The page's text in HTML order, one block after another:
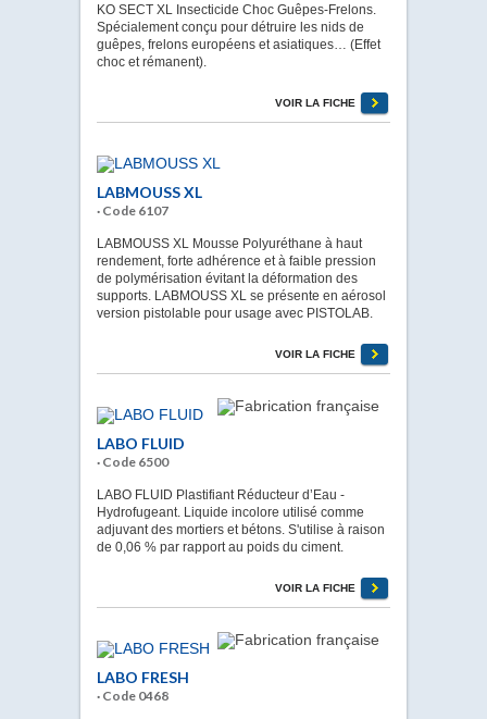
KO SECT XL Insecticide Choc Guêpes-Frelons.
Spécialement conçu pour détruire les nids de
guêpes, frelons européens et asiatiques… (Effet
choc et rémanent).
VOIR LA FICHE
LABMOUSS XL
· Code 6107
LABMOUSS XL Mousse Polyuréthane à haut
rendement, forte adhérence et à faible pression
de polymérisation évitant la déformation des
supports. LABMOUSS XL se présente en aérosol
version pistolable pour usage avec PISTOLAB.
VOIR LA FICHE
LABO FLUID
· Code 6500
LABO FLUID Plastifiant Réducteur d’Eau -
Hydrofugeant. Liquide incolore utilisé comme
adjuvant des mortiers et bétons. S'utilise à raison
de 0,06 % par rapport au poids du ciment.
VOIR LA FICHE
LABO FRESH
· Code 0468